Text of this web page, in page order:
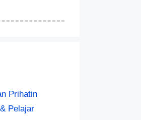
Prihatin
Pelajar